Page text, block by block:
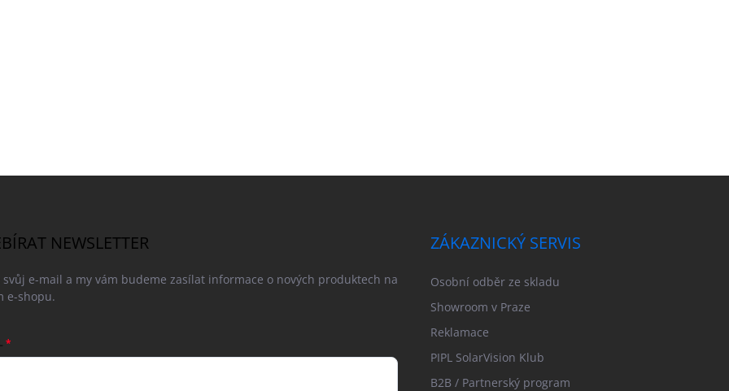
NEWSLETTER
svůj e-mail a my vám budeme zasílat informace o nových produktech na
e-shopu.
ZÁKAZNICKÝ SERVIS
Osobní odběr ze skladu
Showroom v Praze
Reklamace
PIPL SolarVision Klub
B2B / Partnerský program